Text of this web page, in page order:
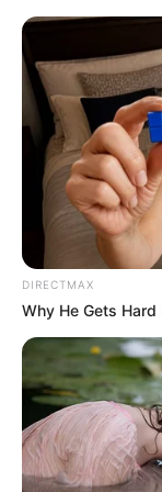
Lüneburg -
Lüneburg
DIRECTMAX
Why He Gets